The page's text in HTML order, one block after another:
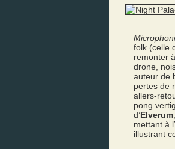
folk (celle
remonter
drone,
auteur de
pertes de
allers-
pong
d’Elverum
mettant à
illustrant